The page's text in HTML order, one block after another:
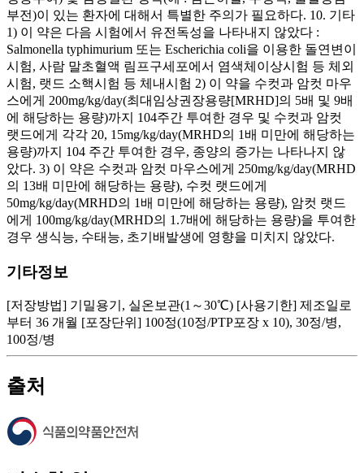
부전)이 있는 환자에 대해서 특별한 주의가 필요하다. 10. 기타
1) 이 약은 다음 시험에서 유전독성을 나타내지 않았다 :
Salmonella typhimurium 또는 Escherichia coli을 이용한 돌연변이
시험, 사람 말초혈액 림프구세포에서 염색체이상시험 등 체외
시험, 랫드 소핵시험 등 체내시험 2) 이 약을 수컷과 암컷 마우
스에게 200mg/kg/day(최대임상권장용량[MRHD]의 5배 및 9배
에 해당하는 용량)까지 104주간 투여한 경우 및 수컷과 암컷
랫드에게 각각 20, 15mg/kg/day(MRHD의 1배 미만에 해당하는
용량)까지 104 주간 투여한 경우, 종양의 증가는 나타나지 않
았다. 3) 이 약은 수컷과 암컷 마우스에게 250mg/kg/day(MRHD
의 13배 미만에 해당하는 용량), 수컷 랫드에게
50mg/kg/day(MRHD의 1배 미만에 해당하는 용량), 암컷 랫드
에게 100mg/kg/day(MRHD의 1.7배에 해당하는 용량)을 투여한
경우 생식능, 수태능, 초기배발생에 영향을 미치지 않았다.
기타정보
[저장방법] 기밀용기, 실온보관(1～30℃) [사용기한] 제조일로
부터 36 개월 [포장단위] 100정(10정/PTP포장 x 10), 30정/병,
100정/병
출처